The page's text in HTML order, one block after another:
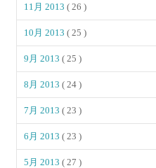
11月 2013( 26 )
10月 2013( 25 )
9月 2013( 25 )
8月 2013( 24 )
7月 2013( 23 )
6月 2013( 23 )
5月 2013( 27 )